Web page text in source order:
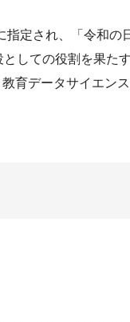
定され、「令和の
しての役割を果た
育データサイエン